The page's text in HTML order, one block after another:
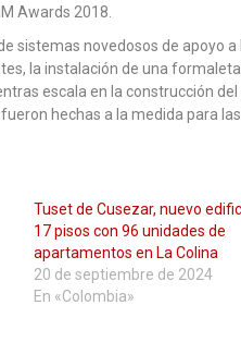
Awards 2018.
sistemas novedosos de apoyo
la instalación de una
escala en la construcción
hechas a la medida para
Tuset de Cusezar, nuevo
17 pisos con 96 unidades de
apartamentos en La Colina
20 de septiembre de 2024
En «Colombia»